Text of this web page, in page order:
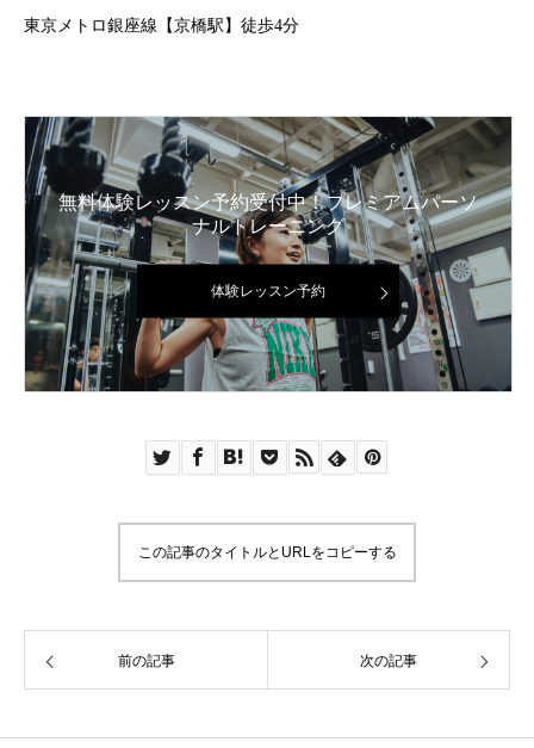
東京メトロ銀座線【京橋駅】徒歩4分
無料体験レッスン予約受付中！プレミアムパーソ
ナルトレーニング
体験レッスン予約
この記事のタイトルとURLをコピーする
前の記事 次の記事